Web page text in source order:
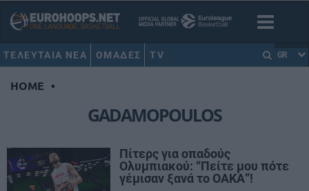
ΤΕΛΕΥΤΑΙΑ ΝΕΑ ΟΜΑΔΕΣ TV GR
HOME •
GADAMOPOULOS
Πίτερς για οπαδούς
Ολυμπιακού: “Πείτε μου πότε
γέμισαν ξανά το ΟΑΚΑ”!